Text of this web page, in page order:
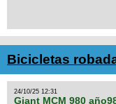
Bicicletas
24/10/25 12:31
Giant MCM 980